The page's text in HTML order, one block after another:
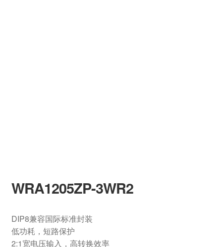
WRA1205ZP-3WR2
DIP8兼容国际标准封装
低功耗，短路保护
2:1宽电压输入，高转换效率